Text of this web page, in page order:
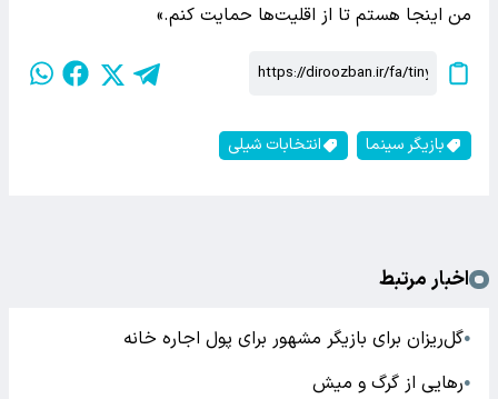
من اینجا هستم تا از اقلیت‌ها حمایت کنم.»
بازیگر سینما انتخابات شیلی
اخبار مرتبط
●گل‌ریزان برای بازیگر مشهور برای پول اجاره خانه
●رهایی از گرگ و میش